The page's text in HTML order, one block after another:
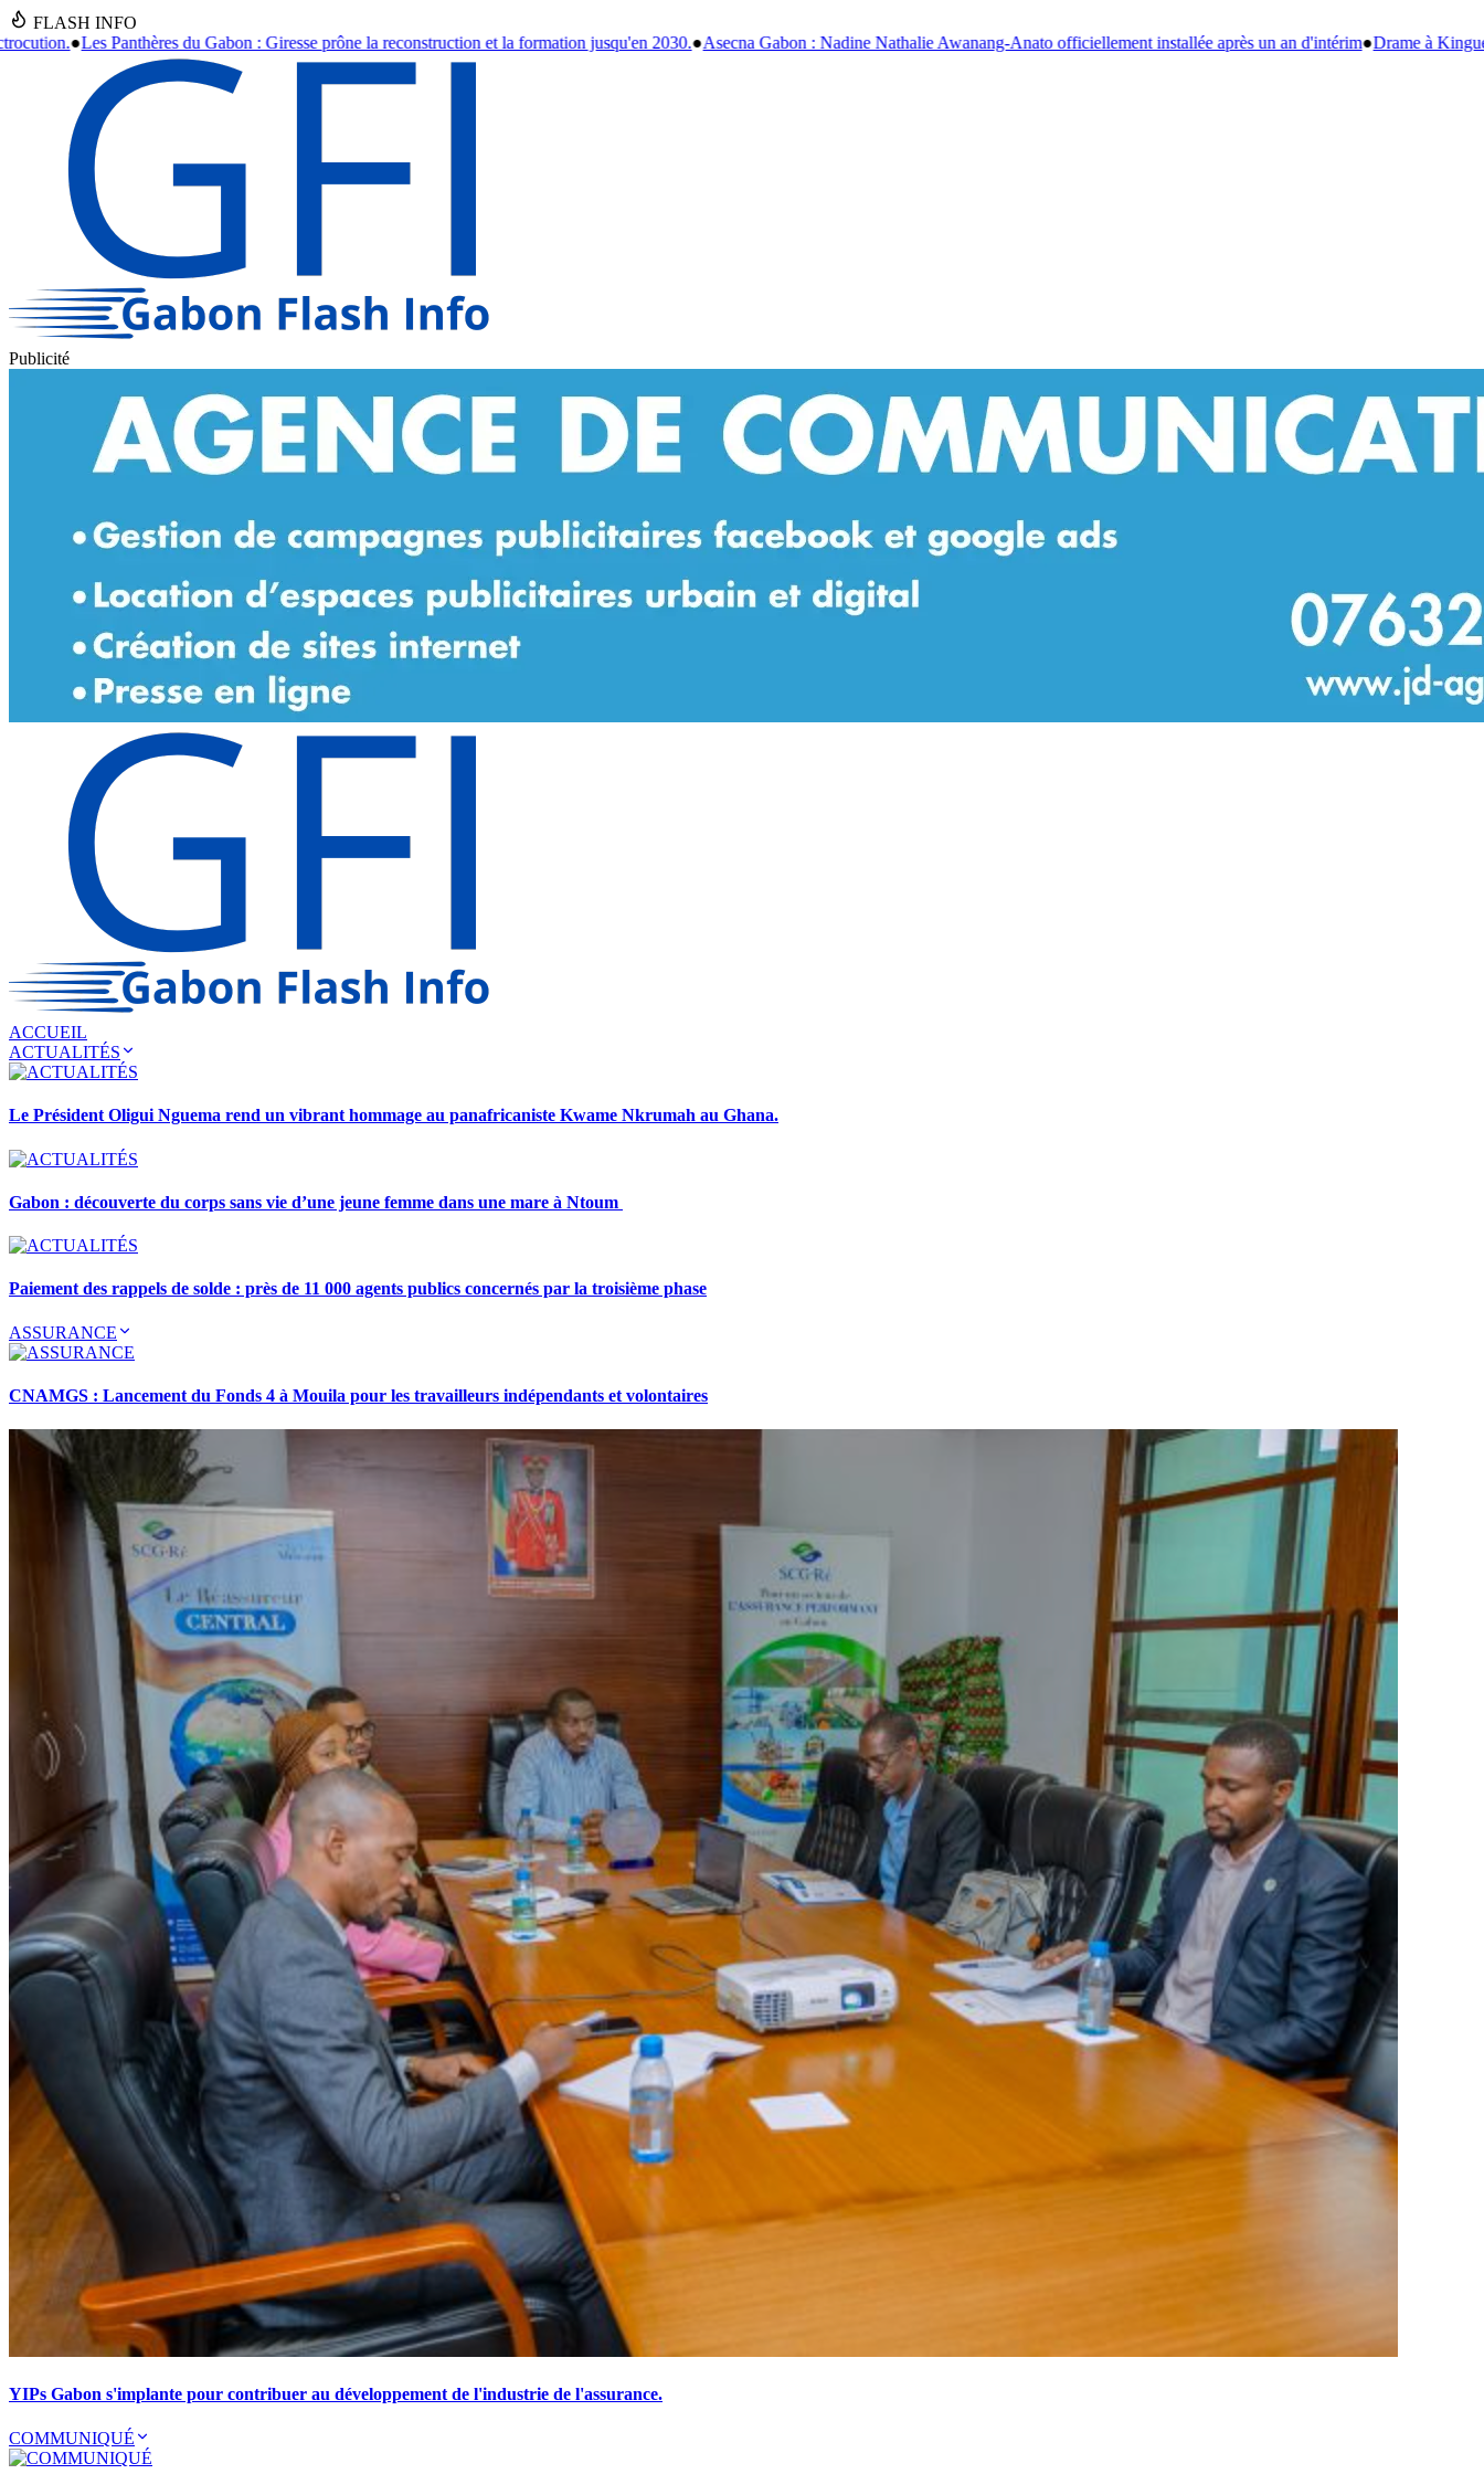
FLASH INFO
: Giresse prône la reconstruction et la formation jusqu'en 2030.●Asecna Gabon : Nadine Nathalie Awanang-Anato officiellement installée après un an d'intérim●Drame à Kinguélé : un bébé de 6 mois périt
Publicité
ACCUEIL
ACTUALITÉS
Le Président Oligui Nguema rend un vibrant hommage au panafricaniste Kwame Nkrumah au Ghana.
Gabon : découverte du corps sans vie d’une jeune femme dans une mare à Ntoum
Paiement des rappels de solde : près de 11 000 agents publics concernés par la troisième phase
ASSURANCE
CNAMGS : Lancement du Fonds 4 à Mouila pour les travailleurs indépendants et volontaires
YIPs Gabon s'implante pour contribuer au développement de l'industrie de l'assurance.
COMMUNIQUÉ